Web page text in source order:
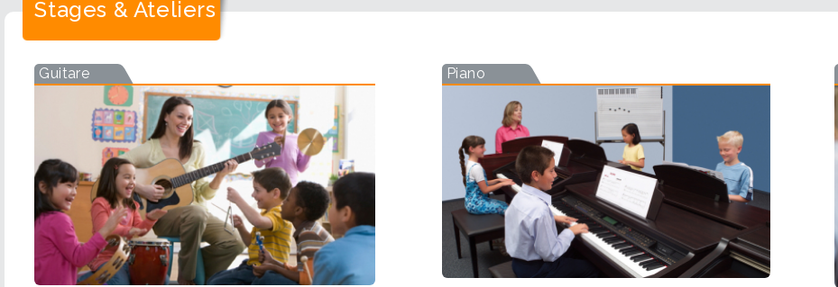
Stages & Ateliers
Guitare Piano